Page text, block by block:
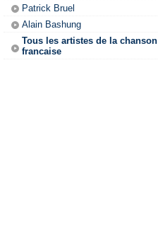
Patrick Bruel
Alain Bashung
Tous les artistes de la chanson
francaise